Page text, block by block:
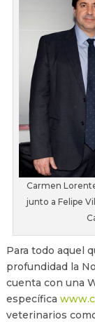
Carmen
junto a Felipe
Para todo aquel
profundidad la
cuenta con una
específica
veterinarios